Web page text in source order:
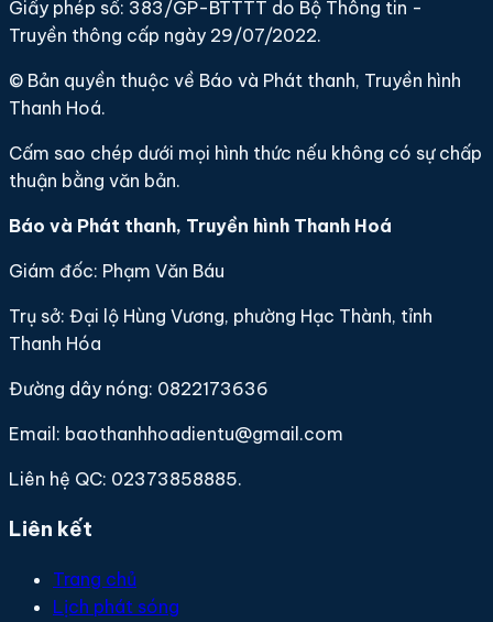
Giấy phép số: 383/GP-BTTTT do Bộ Thông tin -
Truyền thông cấp ngày 29/07/2022.
© Bản quyền thuộc về Báo và Phát thanh, Truyền hình
Thanh Hoá.
Cấm sao chép dưới mọi hình thức nếu không có sự chấp
thuận bằng văn bản.
Báo và Phát thanh, Truyền hình Thanh Hoá
Giám đốc: Phạm Văn Báu
Trụ sở: Đại lộ Hùng Vương, phường Hạc Thành, tỉnh
Thanh Hóa
Đường dây nóng: 0822173636
Email: baothanhhoadientu@gmail.com
Liên hệ QC: 02373858885.
Liên kết
Trang chủ
Lịch phát sóng